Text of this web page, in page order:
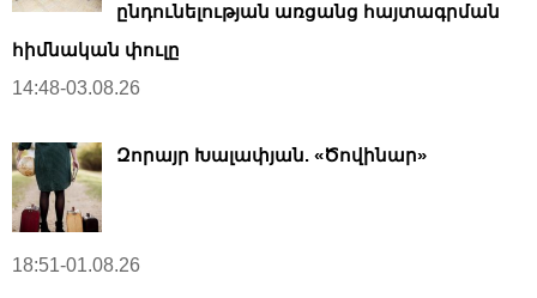
ընդունելության առցանց հայտագրման
հիմնական փուլը
14:48-03.08.26
Զորայր Խալափյան. «Ծովինար»
18:51-01.08.26